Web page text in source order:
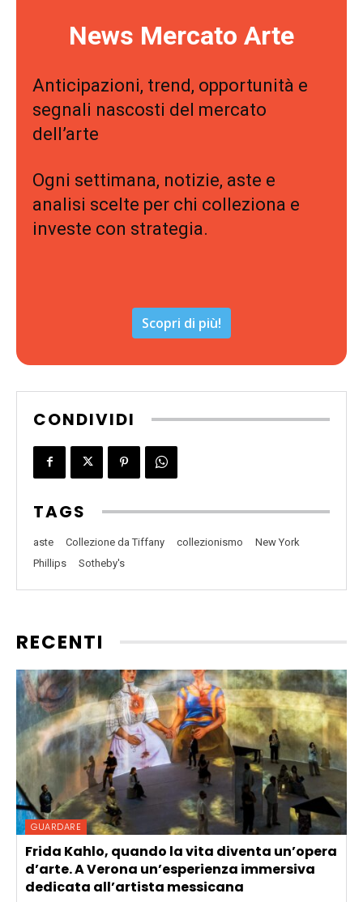
News Mercato Arte
Anticipazioni, trend, opportunità e
segnali nascosti del mercato
dell’arte
Ogni settimana, notizie, aste e
analisi scelte per chi colleziona e
investe con strategia.
Scopri di più!
CONDIVIDI
TAGS
aste Collezione da Tiffany collezionismo
New York
Phillips
Sotheby's
RECENTI
GUARDARE
Frida Kahlo, quando la vita diventa un’opera
d’arte. A Verona un’esperienza immersiva
dedicata all’artista messicana